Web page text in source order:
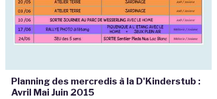
Planning des mercredis à la D'Kinderstub :
Avril Mai Juin 2015